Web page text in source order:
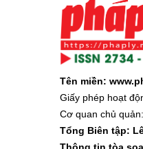
Tên miền:
Giấy phép hoạt
Cơ quan chủ
Tổng Biên tập: